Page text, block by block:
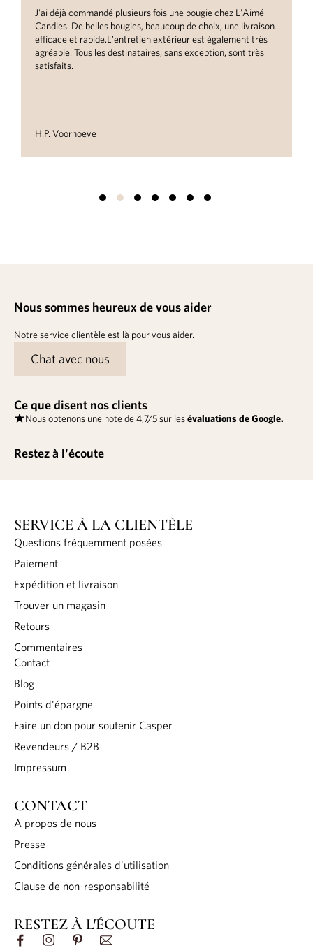
J'ai déjà commandé plusieurs fois une bougie chez L'Aimé
Candles. De belles bougies, beaucoup de choix, une livraison
efficace et rapide.L'entretien extérieur est également très
agréable. Tous les destinataires, sans exception, sont très
satisfaits.
H.P. Voorhoeve
Nous sommes heureux de vous aider
Notre service clientèle est là pour vous aider.
Chat avec nous
Ce que disent nos clients
Nous obtenons une note de 4,7/5 sur lesévaluations de Google.
Restez à l'écoute
SERVICE À LA CLIENTÈLE
Questions fréquemment posées
Paiement
Expédition et livraison
Trouver un magasin
Retours
Commentaires
Contact
Blog
Points d'épargne
Faire un don pour soutenir Casper
Revendeurs / B2B
Impressum
CONTACT
A propos de nous
Presse
Conditions générales d'utilisation
Clause de non-responsabilité
RESTEZ À L'ÉCOUTE